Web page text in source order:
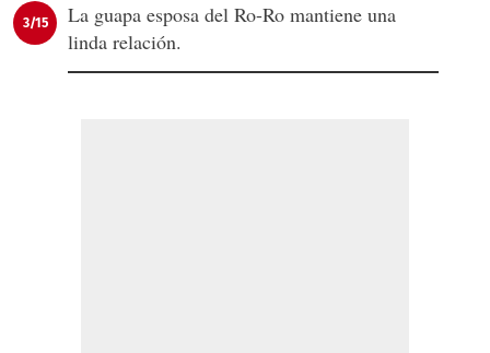
3/15
La guapa esposa del Ro-Ro mantiene una
linda relación.